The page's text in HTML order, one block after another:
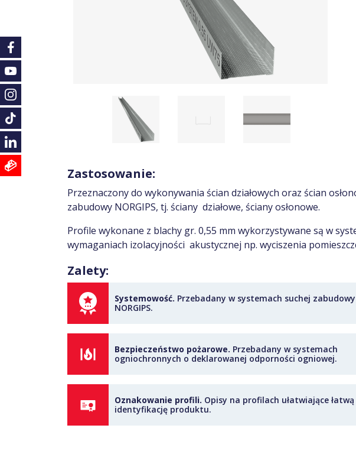
Zastosowanie:
Przeznaczony do wykonywania ścian działowych oraz ścian
zabudowy NORGIPS, tj. ściany działowe, ściany osłonowe.
Profile wykonane z blachy gr. 0,55 mm wykorzystywane są w
wymaganiach izolacyjności akustycznej np. wyciszenia
Zalety:
Systemowość. Przebadany w systemach suchej zabudowy
NORGIPS.
Bezpieczeństwo pożarowe. Przebadany w systemach
ogniochronnych o deklarowanej odporności ogniowej.
Oznakowanie profili. Opisy na profilach ułatwiające łatwą
identyfikację produktu.